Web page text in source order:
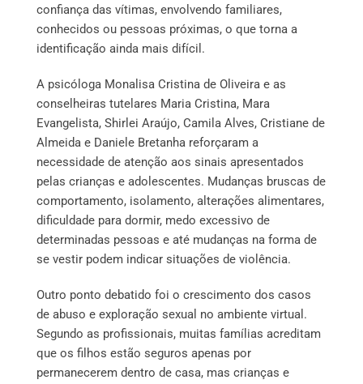
confiança das vítimas, envolvendo familiares,
conhecidos ou pessoas próximas, o que torna a
identificação ainda mais difícil.
A psicóloga Monalisa Cristina de Oliveira e as
conselheiras tutelares Maria Cristina, Mara
Evangelista, Shirlei Araújo, Camila Alves, Cristiane de
Almeida e Daniele Bretanha reforçaram a
necessidade de atenção aos sinais apresentados
pelas crianças e adolescentes. Mudanças bruscas de
comportamento, isolamento, alterações alimentares,
dificuldade para dormir, medo excessivo de
determinadas pessoas e até mudanças na forma de
se vestir podem indicar situações de violência.
Outro ponto debatido foi o crescimento dos casos
de abuso e exploração sexual no ambiente virtual.
Segundo as profissionais, muitas famílias acreditam
que os filhos estão seguros apenas por
permanecerem dentro de casa, mas crianças e